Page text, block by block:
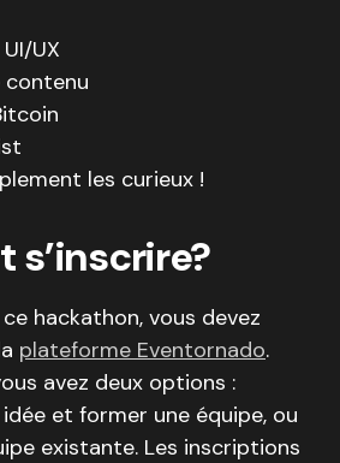
UX
les curieux !
s’inscrire?
hackathon, vous devez
plateforme Eventornado.
avez deux options :
et former une équipe, ou
existante. Les inscriptions